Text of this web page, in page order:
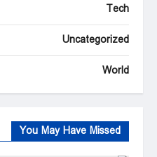
Tech
Uncategorized
World
You May Have Missed